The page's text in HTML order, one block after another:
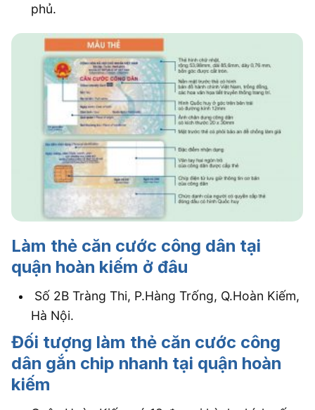
phủ.
Làm thẻ căn cước công dân tại
quận hoàn kiếm ở đâu
Số 2B Tràng Thi, P.Hàng Trống, Q.Hoàn Kiếm,
Hà Nội.
Đối tượng làm thẻ căn cước công
dân gắn chip nhanh tại quận hoàn
kiếm